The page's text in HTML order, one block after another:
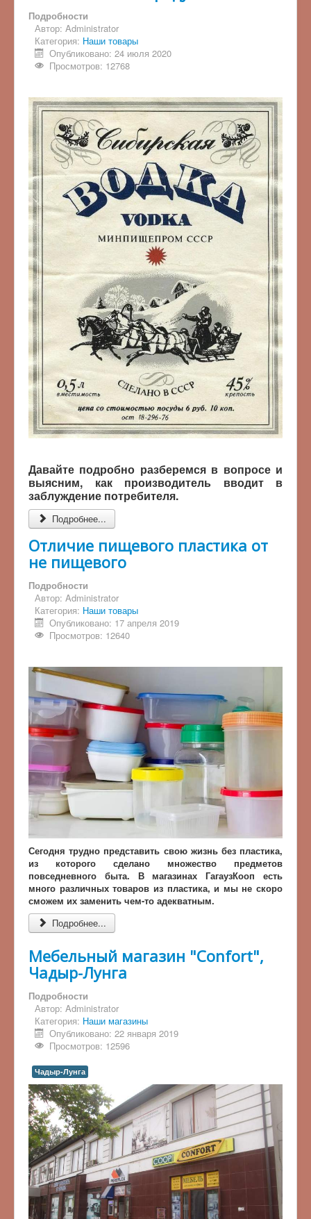
Подробности
Автор: Administrator
Категория: Наши товары
Опубликовано: 24 июля 2020
Просмотров: 12768
Давайте подробно разберемся в вопросе и
выясним, как производитель вводит в
заблуждение потребителя.
Подробнее...
Отличие пищевого пластика от
не пищевого
Подробности
Автор: Administrator
Категория: Наши товары
Опубликовано: 17 апреля 2019
Просмотров: 12640
Сегодня трудно представить свою жизнь без пластика,
из которого сделано множество предметов
повседневного быта. В магазинах ГагаузКооп есть
много различных товаров из пластика, и мы не скоро
сможем их заменить чем-то адекватным.
Подробнее...
Мебельный магазин "Confort",
Чадыр-Лунга
Подробности
Автор: Administrator
Категория: Наши магазины
Опубликовано: 22 января 2019
Просмотров: 12596
Чадыр-Лунга